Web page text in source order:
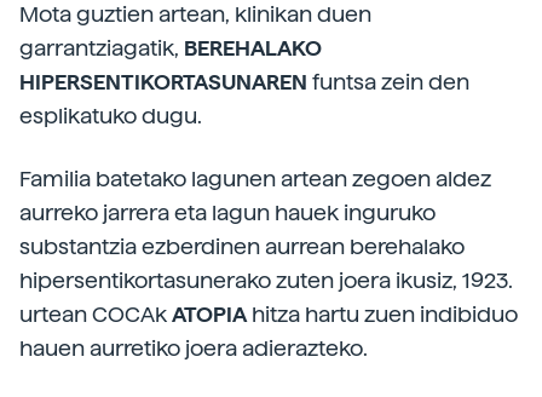
Mota guztien artean, klinikan duen
garrantziagatik, BEREHALAKO
HIPERSENTIKORTASUNAREN funtsa zein den
esplikatuko dugu.
Familia batetako lagunen artean zegoen aldez
aurreko jarrera eta lagun hauek inguruko
substantzia ezberdinen aurrean berehalako
hipersentikortasunerako zuten joera ikusiz, 1923.
urtean COCAkATOPIA hitza hartu zuen indibiduo
hauen aurretiko joera adierazteko.